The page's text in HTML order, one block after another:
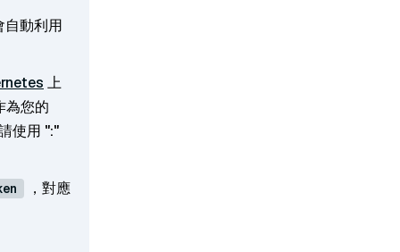
自動利用
上
為您的
使用 ":"
，對應